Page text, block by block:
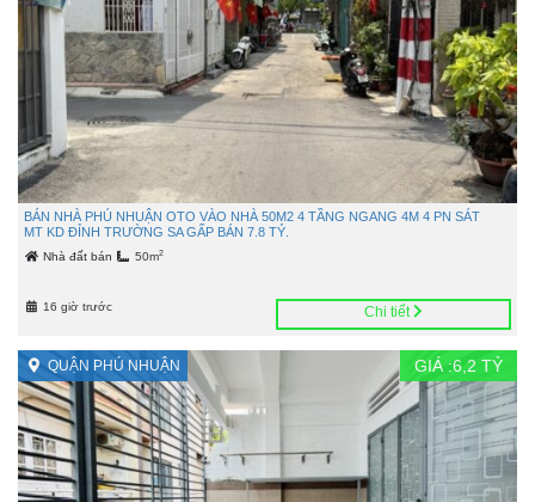
BÁN NHÀ PHÚ NHUẬN OTO VÀO NHÀ 50M2 4 TẦNG NGANG 4M 4 PN SÁT
MT KD ĐỈNH TRƯỜNG SA GẤP BÁN 7.8 TỶ.
Nhà đất bán 50m2
16 giờ trước Chi tiết
QUẬN PHÚ NHUẬN GIÁ :6,2 TỶ